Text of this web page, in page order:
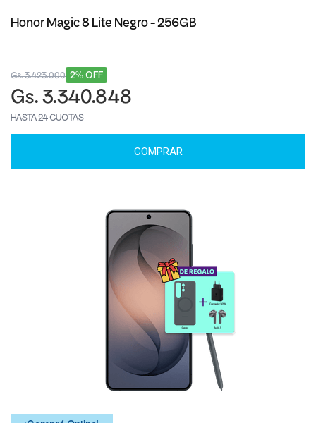
Honor Magic 8 Lite Negro - 256GB
2% OFF
Gs. 3.423.000
Gs. 3.340.848
HASTA 24 CUOTAS
COMPRAR